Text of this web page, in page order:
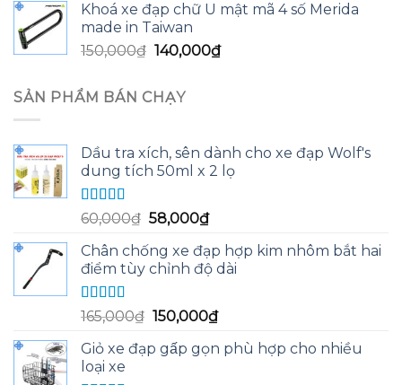
là:
130,000₫.
tại
125,000₫.
Khoá xe đạp chữ U mật mã 4 số Merida
made in Taiwan
150,000₫ Giá
là:
150,000₫.
140,000₫Giá
SẢN PHẨM BÁN CHẠY
Dầu tra xích, sên dành cho xe đạp Wolf's
dung tích 50ml x 2 lọ
Được xếp
hạng
5.005
sao
60,000₫ Giá
là:
60,000₫.
58,000₫Giá
tại
là:
Chân chống xe đạp hợp kim nhôm bắt hai
điểm tùy chỉnh độ dài
Được xếp
hạng
5.005
sao
165,000₫ Giá
là:
150,000₫Giá
tại
Giỏ xe đạp gấp gọn phù hợp cho nhiều
loại xe